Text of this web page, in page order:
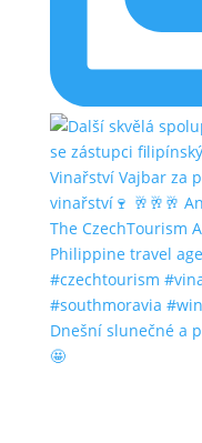
Dnešní slunečné a
🤩